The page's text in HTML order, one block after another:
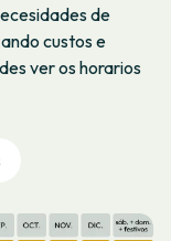
de
custos e
ver os horarios